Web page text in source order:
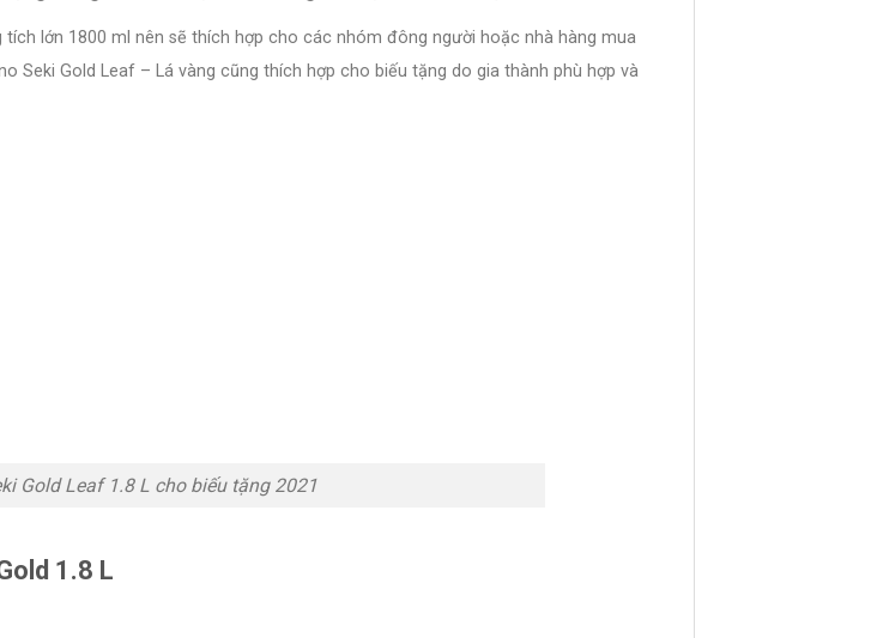
tích lớn 1800 ml nên sẽ thích hợp cho các nhóm đông người hoặc nhà hàng mua
Seki Gold Leaf – Lá vàng cũng thích hợp cho biếu tặng do gia thành phù hợp và
Gold Leaf 1.8 L cho biếu tặng 2021
1.8 L